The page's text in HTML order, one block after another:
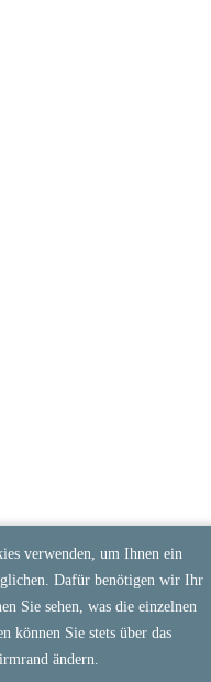
verwenden, um Ihnen ein
Dafür benötigen wir Ihr
Sie sehen, was die einzelnen
können Sie stets über das
ändern.